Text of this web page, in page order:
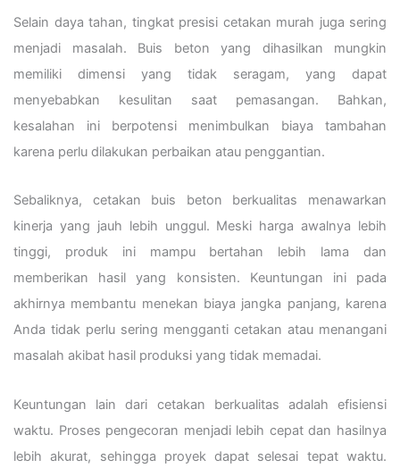
Selain daya tahan, tingkat presisi cetakan murah juga sering
menjadi masalah. Buis beton yang dihasilkan mungkin
memiliki dimensi yang tidak seragam, yang dapat
menyebabkan kesulitan saat pemasangan. Bahkan,
kesalahan ini berpotensi menimbulkan biaya tambahan
karena perlu dilakukan perbaikan atau penggantian.
Sebaliknya, cetakan buis beton berkualitas menawarkan
kinerja yang jauh lebih unggul. Meski harga awalnya lebih
tinggi, produk ini mampu bertahan lebih lama dan
memberikan hasil yang konsisten. Keuntungan ini pada
akhirnya membantu menekan biaya jangka panjang, karena
Anda tidak perlu sering mengganti cetakan atau menangani
masalah akibat hasil produksi yang tidak memadai.
Keuntungan lain dari cetakan berkualitas adalah efisiensi
waktu. Proses pengecoran menjadi lebih cepat dan hasilnya
lebih akurat, sehingga proyek dapat selesai tepat waktu.